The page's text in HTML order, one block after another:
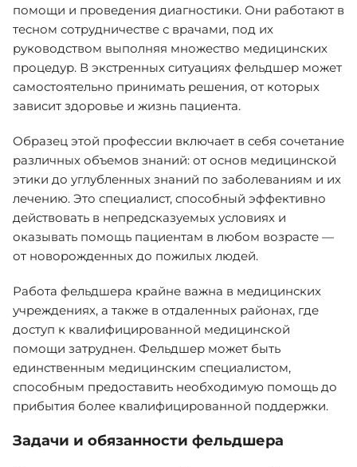
помощи и проведения диагностики. Они работают в
тесном сотрудничестве с врачами, под их
руководством выполняя множество медицинских
процедур. В экстренных ситуациях фельдшер может
самостоятельно принимать решения, от которых
зависит здоровье и жизнь пациента.
Образец этой профессии включает в себя сочетание
различных объемов знаний: от основ медицинской
этики до углубленных знаний по заболеваниям и их
лечению. Это специалист, способный эффективно
действовать в непредсказуемых условиях и
оказывать помощь пациентам в любом возрасте —
от новорожденных до пожилых людей.
Работа фельдшера крайне важна в медицинских
учреждениях, а также в отдаленных районах, где
доступ к квалифицированной медицинской
помощи затруднен. Фельдшер может быть
единственным медицинским специалистом,
способным предоставить необходимую помощь до
прибытия более квалифицированной поддержки.
Задачи и обязанности фельдшера